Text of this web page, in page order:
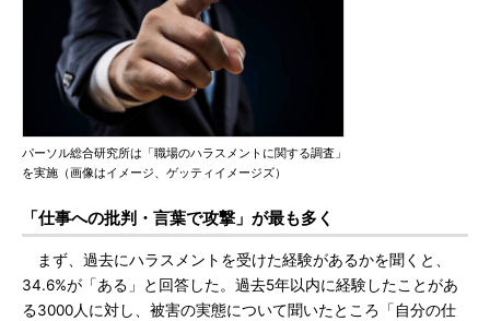
パーソル総合研究所は「職場のハラスメントに関する調査」
を実施（画像はイメージ、ゲッティイメージズ）
「仕事への批判・言葉で攻撃」が最も多く
まず、過去にハラスメントを受けた経験があるかを聞くと、
34.6%が「ある」と回答した。過去5年以内に経験したことがあ
る3000人に対し、被害の実態について聞いたところ「自分の仕